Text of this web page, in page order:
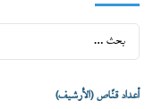
أعداد قنّاص (الأرشيف)